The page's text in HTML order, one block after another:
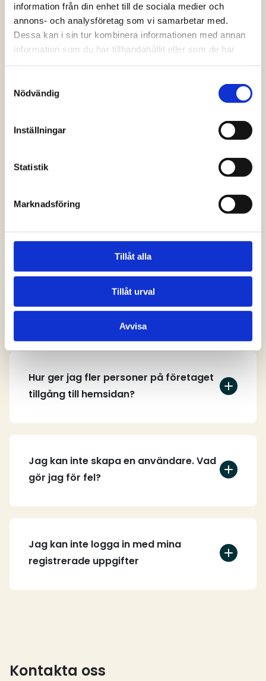
information från din enhet till de sociala medier och
annons- och analysföretag som vi samarbetar med.
Dessa kan i sin tur kombinera informationen med annan
information som du har tillhandahållit eller som de har
Nödvändig
Inställningar
Statistik
Marknadsföring
Tillåt alla
Tillåt urval
Avvisa
Vanliga frågor och
hemsidan?
Hur skapar jag ett användarkonto?
Hur ger jag fler personer på företaget
tillgång till hemsidan?
Jag kan inte skapa en användare. Vad
gör jag för fel?
Jag kan inte logga in med mina
registrerade uppgifter
Kontakta oss